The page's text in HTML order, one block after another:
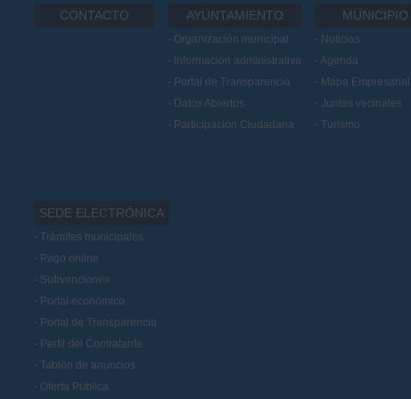
CONTACTO AYUNTAMIENTO
Organización municipal
Información administrativa
Portal de Transparencia
Datos Abiertos
Participación Ciudadana
MUNICIPIO
Noticias
Agenda
Mapa Empresarial
Juntas vecinales
Turismo
SEDE ELECTRÓNICA
Trámites municipales
Pago online
Subvenciones
Portal económico
Portal de Transparencia
Perfil del Contratante
Tablón de anuncios
Oferta Pública